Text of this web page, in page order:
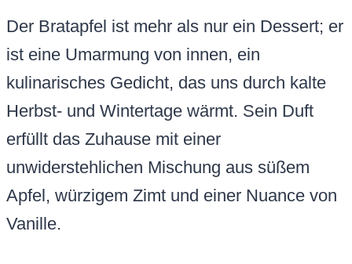
Der Bratapfel ist mehr als nur ein Dessert; er
ist eine Umarmung von innen, ein
kulinarisches Gedicht, das uns durch kalte
Herbst- und Wintertage wärmt. Sein Duft
erfüllt das Zuhause mit einer
unwiderstehlichen Mischung aus süßem
Apfel, würzigem Zimt und einer Nuance von
Vanille.